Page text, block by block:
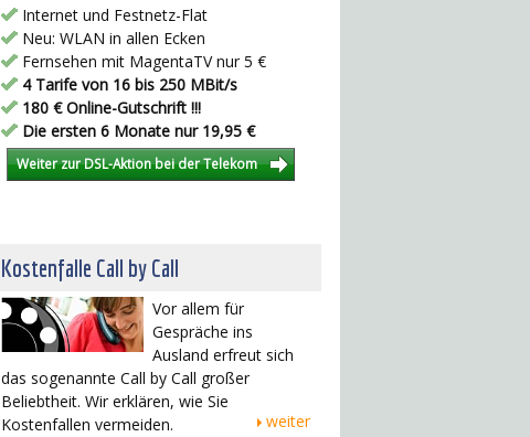
Internet und Festnetz-Flat
Neu: WLAN in allen Ecken
Fernsehen mit MagentaTV nur 5 €
4 Tarife von 16 bis 250 MBit/s
180 € Online-Gutschrift !!!
Die ersten 6 Monate nur 19,95 €
Weiter zur DSL-Aktion bei der Telekom
Kostenfalle Call by Call
Vor allem für
Gespräche ins
Ausland erfreut sich
das sogenannte Call by Call großer
Beliebtheit. Wir erklären, wie Sie
Kostenfallen vermeiden.
weiter